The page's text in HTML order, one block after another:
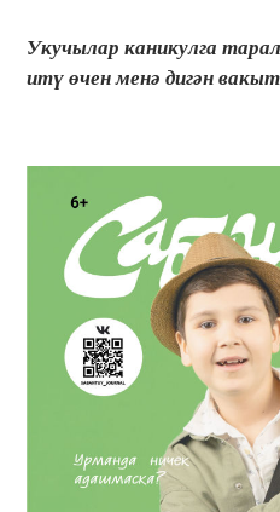
Укучылар каникулга
итү өчен менә дигән